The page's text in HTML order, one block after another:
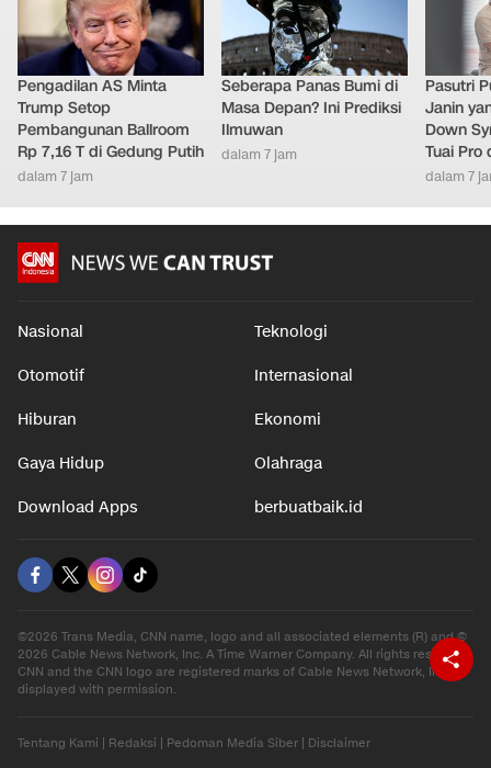
Pengadilan AS Minta
Trump Setop
Pembangunan Ballroom
Rp 7,16 T di Gedung Putih
dalam 7 jam
Seberapa Panas Bumi di
Masa Depan? Ini Prediksi
Ilmuwan
dalam 7 jam
Pasutri
Janin
Down
Tuai Pro
dalam 7
Nasional Teknologi
Otomotif Internasional
Hiburan Ekonomi
Gaya Hidup Olahraga
Download Apps berbuatbaik.id
©2026 Trans Media, CNN name, logo and all associated elements (R) and ©
2026 Cable News Network, Inc. A Time Warner Company. All rights reserved.
CNN and the CNN logo are registered marks of Cable News Network, Inc.,
displayed with permission.
Tentang Kami Redaksi Pedoman Media Siber Disclaimer